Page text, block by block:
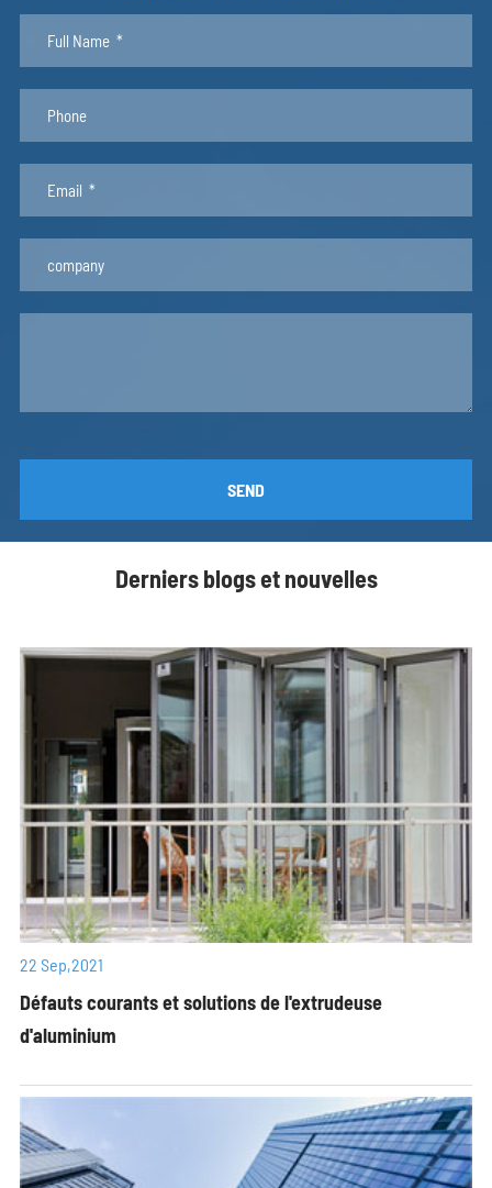
SEND
Derniers blogs et nouvelles
22 Sep,2021
Défauts courants et solutions de l'extrudeuse
d'aluminium